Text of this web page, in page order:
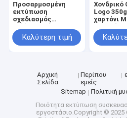
Προσαρμοσμένη
εκτύπωση
σχεδιασμός
συσκευασιών
κουτιά
αναδιπλούμενο
χαρτί κουτί
Καλύτερη τιμή
Χονδρικό
Logo
χαρτόνι
Tuck Top
Αρχική
Σελίδα
Περίπου
εμείς
Sitemap
Πολιτική
Ποιότητα εκτύπωση
εργοστάσιο.Copyright © 2025